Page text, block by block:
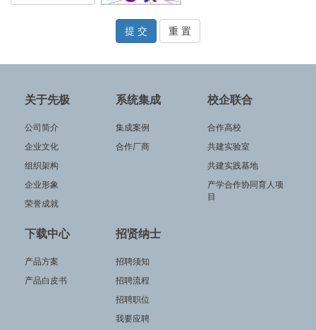
关于先极
公司简介
企业文化
组织架构
企业形象
荣誉成就
系统集成
集成案例
合作厂商
校企联合
合作高校
共建实验室
共建实践基地
产学合作协同育人项
目
下载中心
产品方案
产品白皮书
招贤纳士
招聘须知
招聘流程
招聘职位
我要应聘